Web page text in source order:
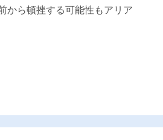
から頓挫する可能性もアリア